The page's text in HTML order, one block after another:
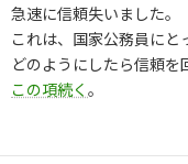
急速に信頼失いました。
これは、国家公務員にと
どのようにしたら信頼を
この項続く 。